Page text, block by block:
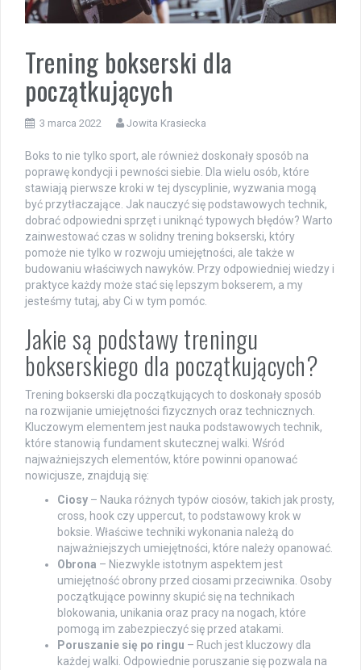
Trening bokserski dla
początkujących
3 marca 2022 Jowita Krasiecka
Boks to nie tylko sport, ale również doskonały sposób na
poprawę kondycji i pewności siebie. Dla wielu osób, które
stawiają pierwsze kroki w tej dyscyplinie, wyzwania mogą
być przytłaczające. Jak nauczyć się podstawowych technik,
dobrać odpowiedni sprzęt i uniknąć typowych błędów? Warto
zainwestować czas w solidny trening bokserski, który
pomoże nie tylko w rozwoju umiejętności, ale także w
budowaniu właściwych nawyków. Przy odpowiedniej wiedzy i
praktyce każdy może stać się lepszym bokserem, a my
jesteśmy tutaj, aby Ci w tym pomóc.
Jakie są podstawy treningu
bokserskiego dla początkujących?
Trening bokserski dla początkujących to doskonały sposób
na rozwijanie umiejętności fizycznych oraz technicznych.
Kluczowym elementem jest nauka podstawowych technik,
które stanowią fundament skutecznej walki. Wśród
najważniejszych elementów, które powinni opanować
nowicjusze, znajdują się:
Ciosy – Nauka różnych typów ciosów, takich jak prosty,
cross, hook czy uppercut, to podstawowy krok w
boksie. Właściwe techniki wykonania należą do
najważniejszych umiejętności, które należy opanować.
Obrona – Niezwykle istotnym aspektem jest
umiejętność obrony przed ciosami przeciwnika. Osoby
początkujące powinny skupić się na technikach
blokowania, unikania oraz pracy na nogach, które
pomogą im zabezpieczyć się przed atakami.
Poruszanie się po ringu – Ruch jest kluczowy dla
każdej walki. Odpowiednie poruszanie się pozwala na